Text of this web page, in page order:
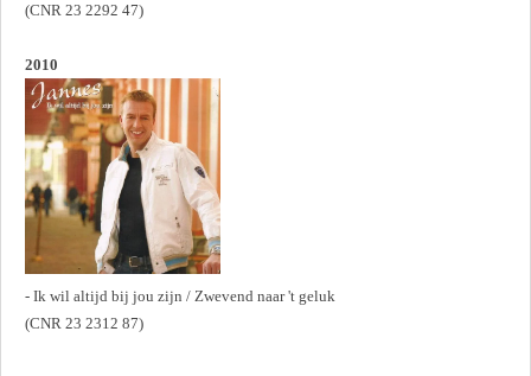
(CNR 23 2292 47)
2010
- Ik wil altijd bij jou zijn / Zwevend naar 't geluk
(CNR 23 2312 87)